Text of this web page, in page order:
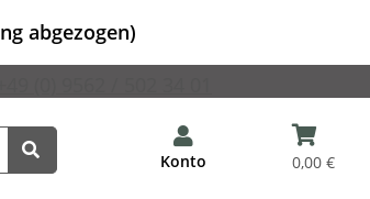
abgezogen)
Konto 0,00 €